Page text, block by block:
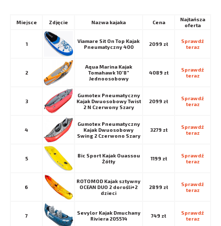
Miejsce Nazwa kajaka Cena
Najtańsza
oferta
1
Viamare Sit On Top Kajak
Pneumatyczny 400
2099 zł
Sprawdź
teraz
2
Aqua Marina Kajak
Tomahawk 10’8”
Jednoosobowy
4089 zł
Sprawdź
teraz
3
Gumotex Pneumatyczny
Kajak Dwuosobowy Twist
2 N Czerwony Szary
2099 zł
Sprawdź
teraz
4
Gumotex Pneumatyczny
Kajak Dwuosobowy
Swing 2 Czerwono Szary
3279 zł
Sprawdź
teraz
5
Bic Sport Kajak Ouassou
Żółty
1199 zł
Sprawdź
teraz
6
ROTOMOD Kajak sztywny
OCEAN DUO 2 dorośli+2
dzieci
2899 zł
Sprawdź
teraz
7
Sevylor Kajak Dmuchany
Riviera 205514
749 zł
Sprawdź
teraz